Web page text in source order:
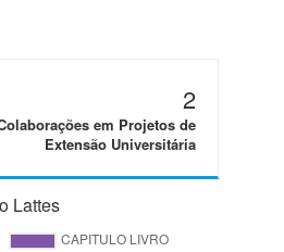
2
em Projetos de
Extensão Universitária
Lattes